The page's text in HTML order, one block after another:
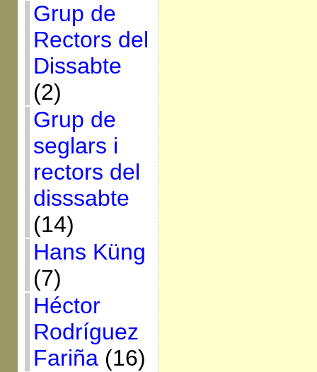
Grup de
Rectors del
Dissabte
(2)
Grup de
seglars i
rectors del
disssabte
(14)
Hans Küng
(7)
Héctor
Rodríguez
Fariña(16)